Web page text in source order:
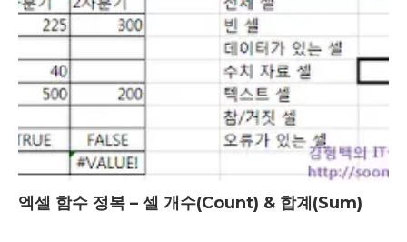
엑셀 함수 정복 – 셀 개수(Count) & 합계(Sum)